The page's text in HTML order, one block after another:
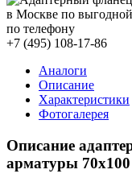
+7 (495) 108-17-86
Аналоги
Описание
Характеристики
Фотогалерея
Описание
арматуры 70x100